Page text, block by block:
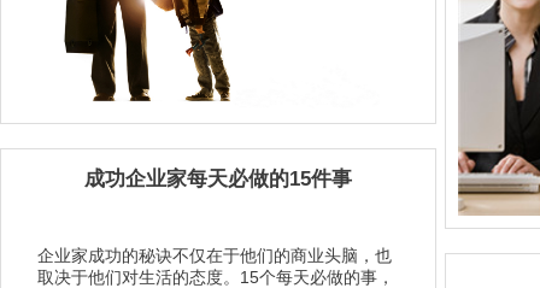
成功企业家每天必做的15件事
企业家成功的秘诀不仅在于他们的商业头脑，也
取决于他们对生活的态度。15个每天必做的事，